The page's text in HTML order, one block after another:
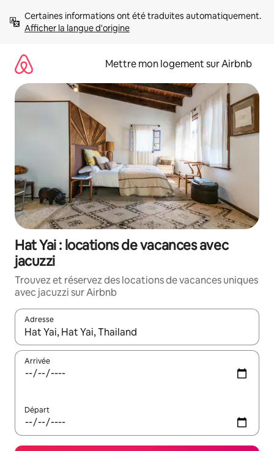
directement
Afficher la langue d'origine
Mettre mon logement sur Airbnb
Hat Yai : locations de vacances avec
jacuzzi
Trouvez et réservez des locations de vacances uniques
avec jacuzzi sur Airbnb
Adresse
Lorsque les résultats s'affichent, utilisez les flèches vers le
Arrivée
Départ